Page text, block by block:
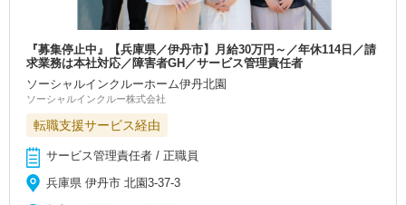
『募集停止中』【兵庫県／伊丹市】月給30万円～／年休114日／請
求業務は本社対応／障害者GH／サービス管理責任者
ソーシャルインクルーホーム伊丹北園
ソーシャルインクルー株式会社
転職支援サービス経由
サービス管理責任者 / 正職員
兵庫県 伊丹市 北園3-37-3